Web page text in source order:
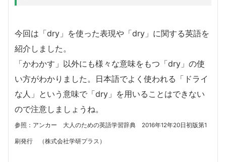
今回は「dry」を使った表現や「dry」に関する英語を
紹介しました。
「かわかす」以外にも様々な意味をもつ「dry」の使
い方がわかりました。日本語でよく使われる「ドライ
な人」という意味で「dry」を用いることはできない
ので注意しましょうね。
参照：アンカー 大人のための英語学習辞典 2016年12年20日初版第1
刷発行 （株式会社学研プラス）